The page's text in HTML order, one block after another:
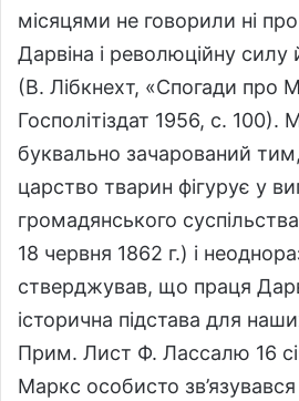
місяцями не говорили ні
Дарвіна і революційну силу
(В. Лібкнехт, «Спогади про
Госполітіздат 1956, с. 100).
буквально зачарований
царство тварин фігурує у
громадянського
18 червня 1862 г.) і
стверджував, що праця
історична підстава для
Прим. Лист Ф. Лассалю 16
Маркс особисто